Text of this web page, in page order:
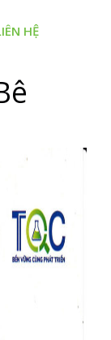
HỆ